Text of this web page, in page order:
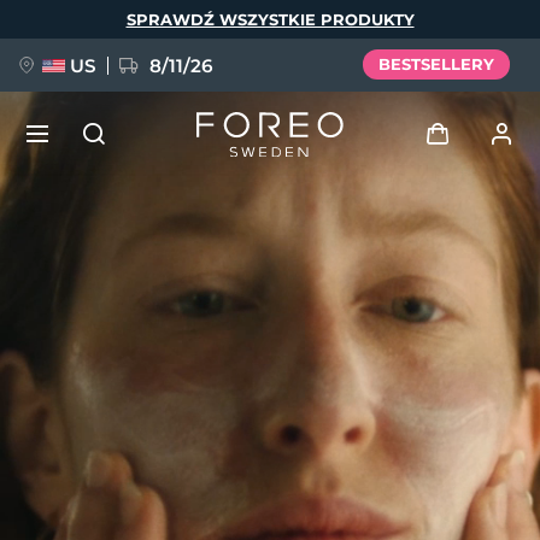
SPRAWDŹ WSZYSTKIE PRODUKTY
US 8/11/26 BESTSELLERY
Zaloguj
Profil użytkownika
Moje urządzenia
Moje zamówienia
Moje adresy
Moje subskrypcje
issa™ Teeth Whitening Set
Deutsch
Español
Français
Polski
Русский
Türkçe
繁體中文